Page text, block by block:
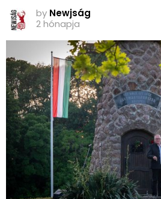
by Newjság
2 hónapja